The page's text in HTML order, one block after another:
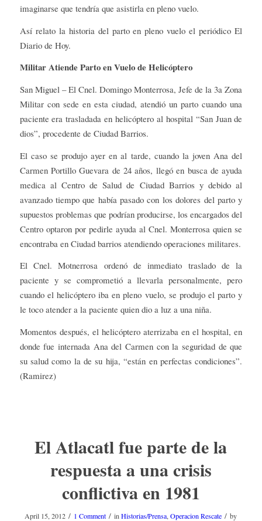
imaginarse que tendría que asistirla en pleno vuelo.
Así relato la historia del parto en pleno vuelo el periódico El
Diario de Hoy.
Militar Atiende Parto en Vuelo de Helicóptero
San Miguel – El Cnel. Domingo Monterrosa, Jefe de la 3a Zona
Militar con sede en esta ciudad, atendió un parto cuando una
paciente era trasladada en helicóptero al hospital “San Juan de
dios”, procedente de Ciudad Barrios.
El caso se produjo ayer en al tarde, cuando la joven Ana del
Carmen Portillo Guevara de 24 años, llegó en busca de ayuda
medica al Centro de Salud de Ciudad Barrios y debido al
avanzado tiempo que había pasado con los dolores del parto y
supuestos problemas que podrían producirse, los encargados del
Centro optaron por pedirle ayuda al Cnel. Monterrosa quien se
encontraba en Ciudad barrios atendiendo operaciones militares.
El Cnel. Motnerrosa ordenó de inmediato traslado de la
paciente y se comprometió a llevarla personalmente, pero
cuando el helicóptero iba en pleno vuelo, se produjo el parto y
le toco atender a la paciente quien dio a luz a una niña.
Momentos después, el helicóptero aterrizaba en el hospital, en
donde fue internada Ana del Carmen con la seguridad de que
su salud como la de su hija, “están en perfectas condiciones”.
(Ramirez)
El Atlacatl fue parte de la
respuesta a una crisis
conflictiva en 1981
April 15, 2012 / 1 Comment / inHistorias/Prensa,Operacion Rescate / by